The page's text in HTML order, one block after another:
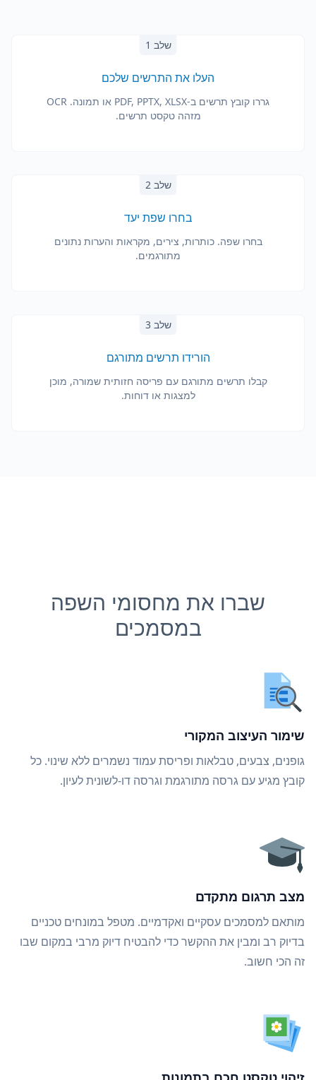
שלב 1
העלו את התרשים שלכם
גררו קובץ תרשים ב-PDF, PPTX, XLSX או תמונה. OCR
מזהה טקסט תרשים.
שלב 2
בחרו שפת יעד
בחרו שפה. כותרות, צירים, מקראות והערות נתונים
מתורגמים.
שלב 3
הורידו תרשים מתורגם
קבלו תרשים מתורגם עם פריסה חזותית שמורה, מוכן
למצגות או דוחות.
שברו את מחסומי השפה
במסמכים
שימור העיצוב המקורי
גופנים, צבעים, טבלאות ופריסת עמוד נשמרים ללא שינוי. כל
קובץ מגיע עם גרסה מתורגמת וגרסה דו-לשונית לעיון.
מצב תרגום מתקדם
מותאם למסמכים עסקיים ואקדמיים. מטפל במונחים טכניים
בדיוק רב ומבין את ההקשר כדי להבטיח דיוק מרבי במקום שבו
זה הכי חשוב.